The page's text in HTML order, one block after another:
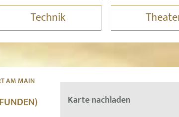
Technik
AM MAIN
Karte nachladen